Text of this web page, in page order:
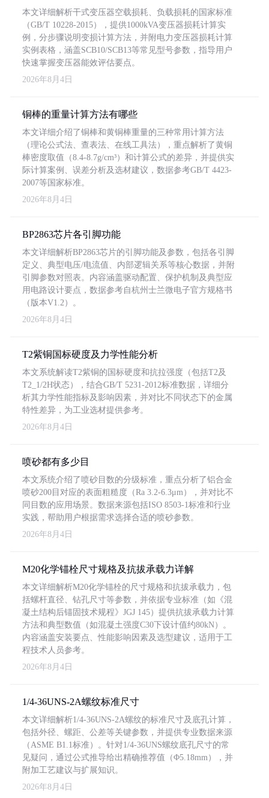
本文详细解析干式变压器空载损耗、负载损耗的国家标准
（GB/T 10228-2015），提供1000kVA变压器损耗计算实
例，分步骤说明变损计算方法，并附电力变压器损耗计算
实例表格，涵盖SCB10/SCB13等常见型号参数，指导用户
快速掌握变压器能效评估要点。
2026年8月4日
铜棒的重量计算方法有哪些
本文详细介绍了铜棒和黄铜棒重量的三种常用计算方法
（理论公式法、查表法、在线工具法），重点解析了黄铜
棒密度取值（8.4-8.7g/cm³）和计算公式的差异，并提供实
际计算案例、误差分析及选材建议，数据参考GB/T 4423-
2007等国家标准。
2026年8月4日
BP2863芯片各引脚功能
本文详细解析BP2863芯片的引脚功能及参数，包括各引脚
定义、典型电压/电流值、内部逻辑关系等核心数据，并附
引脚参数对照表。内容涵盖驱动配置、保护机制及典型应
用电路设计要点，数据参考自杭州士兰微电子官方规格书
（版本V1.2）。
2026年8月4日
T2紫铜国标硬度及力学性能分析
本文系统解读T2紫铜的国标硬度和抗拉强度（包括T2及
T2_1/2H状态），结合GB/T 5231-2012标准数据，详细分
析其力学性能指标及影响因素，并对比不同状态下的金属
特性差异，为工业选材提供参考。
2026年8月4日
喷砂都有多少目
本文系统介绍了喷砂目数的分级标准，重点分析了铝合金
喷砂200目对应的表面粗糙度（Ra 3.2-6.3μm），并对比不
同目数的应用场景。数据来源包括ISO 8503-1标准和行业
实践，帮助用户根据需求选择合适的喷砂参数。
2026年8月4日
M20化学锚栓尺寸规格及抗拔承载力详解
本文详细解析M20化学锚栓的尺寸规格和抗拔承载力，包
括螺杆直径、钻孔尺寸等参数，并依据专业标准（如《混
凝土结构后锚固技术规程》JGJ 145）提供抗拔承载力计算
方法和典型数值（如混凝土强度C30下设计值约80kN）。
内容涵盖安装要点、性能影响因素及选型建议，适用于工
程技术人员参考。
2026年8月4日
1/4-36UNS-2A螺纹标准尺寸
本文详细解析1/4-36UNS-2A螺纹的标准尺寸及底孔计算，
包括外径、螺距、公差等关键参数，并提供专业数据来源
（ASME B1.1标准）。针对1/4-36UNS螺纹底孔尺寸的常
见疑问，通过公式推导给出精确推荐值（Φ5.18mm），并
附加工艺建议与扩展知识。
2026年8月4日